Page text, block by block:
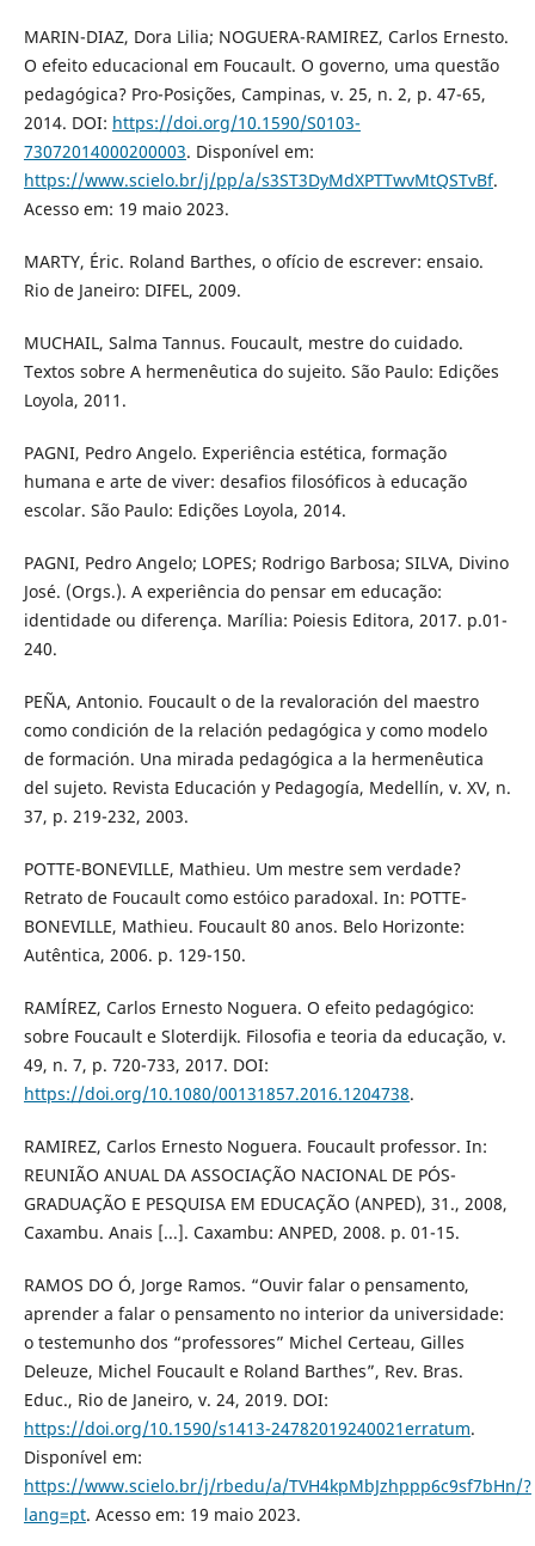
MARIN-DIAZ, Dora Lilia; NOGUERA-RAMIREZ, Carlos Ernesto.
O efeito educacional em Foucault. O governo, uma questão
pedagógica? Pro-Posições, Campinas, v. 25, n. 2, p. 47-65,
2014. DOI: https://doi.org/10.1590/S0103-
73072014000200003. Disponível em:
https://www.scielo.br/j/pp/a/s3ST3DyMdXPTTwvMtQSTvBf.
Acesso em: 19 maio 2023.
MARTY, Éric. Roland Barthes, o ofício de escrever: ensaio.
Rio de Janeiro: DIFEL, 2009.
MUCHAIL, Salma Tannus. Foucault, mestre do cuidado.
Textos sobre A hermenêutica do sujeito. São Paulo: Edições
Loyola, 2011.
PAGNI, Pedro Angelo. Experiência estética, formação
humana e arte de viver: desafios filosóficos à educação
escolar. São Paulo: Edições Loyola, 2014.
PAGNI, Pedro Angelo; LOPES; Rodrigo Barbosa; SILVA, Divino
José. (Orgs.). A experiência do pensar em educação:
identidade ou diferença. Marília: Poiesis Editora, 2017. p.01-
240.
PEÑA, Antonio. Foucault o de la revaloración del maestro
como condición de la relación pedagógica y como modelo
de formación. Una mirada pedagógica a la hermenêutica
del sujeto. Revista Educación y Pedagogía, Medellín, v. XV, n.
37, p. 219-232, 2003.
POTTE-BONEVILLE, Mathieu. Um mestre sem verdade?
Retrato de Foucault como estóico paradoxal. In: POTTE-
BONEVILLE, Mathieu. Foucault 80 anos. Belo Horizonte:
Autêntica, 2006. p. 129-150.
RAMÍREZ, Carlos Ernesto Noguera. O efeito pedagógico:
sobre Foucault e Sloterdijk. Filosofia e teoria da educação, v.
49, n. 7, p. 720-733, 2017. DOI:
https://doi.org/10.1080/00131857.2016.1204738.
RAMIREZ, Carlos Ernesto Noguera. Foucault professor. In:
REUNIÃO ANUAL DA ASSOCIAÇÃO NACIONAL DE PÓS-
GRADUAÇÃO E PESQUISA EM EDUCAÇÃO (ANPED), 31., 2008,
Caxambu. Anais [...]. Caxambu: ANPED, 2008. p. 01-15.
RAMOS DO Ó, Jorge Ramos. “Ouvir falar o pensamento,
aprender a falar o pensamento no interior da universidade:
o testemunho dos “professores” Michel Certeau, Gilles
Deleuze, Michel Foucault e Roland Barthes”, Rev. Bras.
Educ., Rio de Janeiro, v. 24, 2019. DOI:
https://doi.org/10.1590/s1413-24782019240021erratum.
Disponível em:
https://www.scielo.br/j/rbedu/a/TVH4kpMbJzhppp6c9sf7bHn/?
lang=pt. Acesso em: 19 maio 2023.